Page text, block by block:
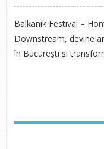
Balkanik Festival –
Downstream, devine
în București și